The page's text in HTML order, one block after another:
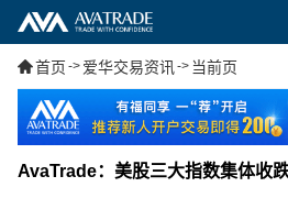
首页 -> 爱华交易资讯 -> 当前页
AvaTrade：美股三大指数集体收